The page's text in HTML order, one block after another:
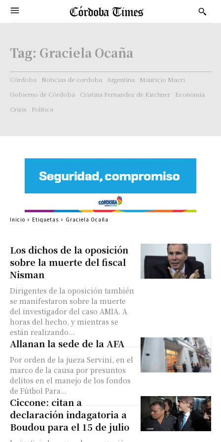
Tag: Graciela Ocaña
Córdoba Noticias de cordoba Argentina
Mauricio Macri
Gobierno de Córdoba
Cristina Fernandez de Kirchner
Economía
Crisis
Politica
Los dichos de la oposición
sobre la muerte del fiscal
Nisman
Dirigentes de la oposición también
se manifestaron sobre la muerte
del investigador del caso AMIA. A
horas del hecho, y mientras se
están realizando...
Allanan la sede de la AFA
Por orden de la jueza Servini, en el
marco de la causa por presuntos
delitos en el manejo de los fondos
de Fútbol Para...
Ciccone: citan a
declaración indagatoria a
Boudou para el 15 de julio
Inicio Etiquetas Graciela Ocaña